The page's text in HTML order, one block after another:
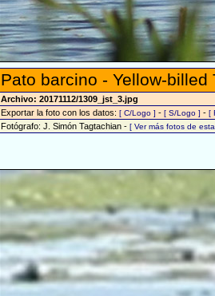
Pato barcino - Yellow-
Archivo: 20171112/1309_jst_3.jpg
Exportar la foto con los datos: [ C/Logo ] - [ S/Logo ] - [
Fotógrafo: J. Simón Tagtachian - [ Ver más fotos de